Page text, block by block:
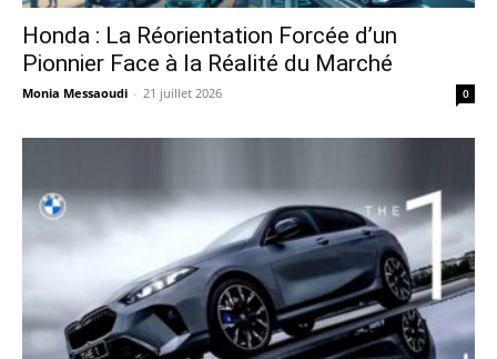
Honda : La Réorientation Forcée d’un
Pionnier Face à la Réalité du Marché
Monia Messaoudi - 21 juillet 2026 0